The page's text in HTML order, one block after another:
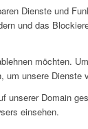
Dienste und
und das
möchten.
unsere
unserer Domain
einsehen.